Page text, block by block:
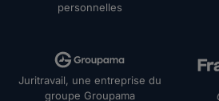
personnelles
Juritravail, une entreprise du
groupe Groupama